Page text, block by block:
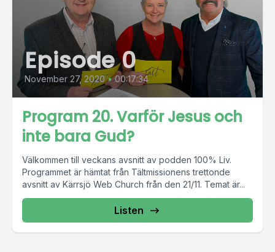
Episode 0
November 27, 2020 • 00:17:34
Program 20. Varför Jesus och
inte bara Gud?
Välkommen till veckans avsnitt av podden 100% Liv.
Programmet är hämtat från Tältmissionens trettonde
avsnitt av Kärrsjö Web Church från den 21/11. Temat är...
Listen